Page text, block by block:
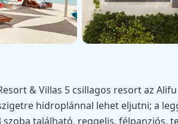
& Villas 5 csillagos resort az
hidroplánnal lehet eljutni; a
szoba található, reggelis, félpanziós,